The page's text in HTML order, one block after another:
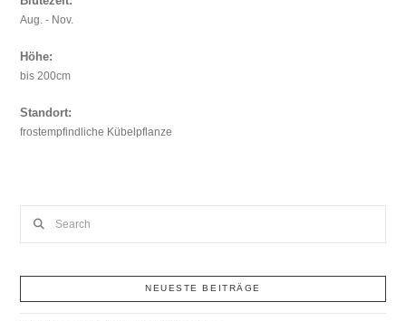
Aug. - Nov.
Höhe:
bis 200cm
Standort:
frostempfindliche Kübelpflanze
NEUESTE BEITRÄGE